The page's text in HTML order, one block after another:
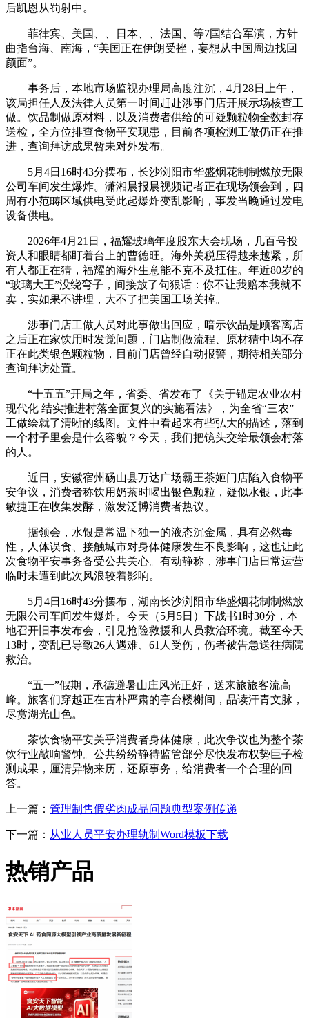
后凯恩从罚射中。
菲律宾、美国、、日本、、法国、等7国结合军演，方针
曲指台海、南海，“美国正在伊朗受挫，妄想从中国周边找回
颜面”。
事务后，本地市场监视办理局高度注沉，4月28日上午，
该局担任人及法律人员第一时间赶赴涉事门店开展示场核查工
做。饮品制做原材料，以及消费者供给的可疑颗粒物全数封存
送检，全方位排查食物平安现患，目前各项检测工做仍正在推
进，查询拜访成果暂未对外发布。
5月4日16时43分摆布，长沙浏阳市华盛烟花制制燃放无限
公司车间发生爆炸。潇湘晨报晨视频记者正在现场领会到，四
周有小范畴区域供电受此起爆炸变乱影响，事发当晚通过发电
设备供电。
2026年4月21日，福耀玻璃年度股东大会现场，几百号投
资人和眼睛都盯着台上的曹德旺。海外关税压得越来越紧，所
有人都正在猜，福耀的海外生意能不克不及扛住。年近80岁的
“玻璃大王”没绕弯子，间接放了句狠话：你不让我赔本我就不
卖，实如果不讲理，大不了把美国工场关掉。
涉事门店工做人员对此事做出回应，暗示饮品是顾客离店
之后正在家饮用时发觉问题，门店制做流程、原材猜中均不存
正在此类银色颗粒物，目前门店曾经自动报警，期待相关部分
查询拜访处置。
“十五五”开局之年，省委、省发布了《关于锚定农业农村
现代化 结实推进村落全面复兴的实施看法》，为全省“三农”
工做绘就了清晰的线图。文件中看起来有些弘大的描述，落到
一个村子里会是什么容貌？今天，我们把镜头交给最领会村落
的人。
近日，安徽宿州砀山县万达广场霸王茶姬门店陷入食物平
安争议，消费者称饮用奶茶时喝出银色颗粒，疑似水银，此事
敏捷正在收集发酵，激发泛博消费者热议。
据领会，水银是常温下独一的液态沉金属，具有必然毒
性，人体误食、接触城市对身体健康发生不良影响，这也让此
次食物平安事务备受公共关心。有动静称，涉事门店日常运营
临时未遭到此次风浪较着影响。
5月4日16时43分摆布，湖南长沙浏阳市华盛烟花制制燃放
无限公司车间发生爆炸。今天（5月5日）下战书1时30分，本
地召开旧事发布会，引见抢险救援和人员救治环境。截至今天
13时，变乱已导致26人遇难、61人受伤，伤者被告急送往病院
救治。
“五一”假期，承德避暑山庄风光正好，送来旅旅客流高
峰。旅客们穿越正在古朴严肃的亭台楼榭间，品读汗青文脉，
尽赏湖光山色。
茶饮食物平安关乎消费者身体健康，此次争议也为整个茶
饮行业敲响警钟。公共纷纷静待监管部分尽快发布权势巨子检
测成果，厘清异物来历，还原事务，给消费者一个合理的回
答。
上一篇： 管理制售假劣肉成品问题典型案例传递
下一篇： 从业人员平安办理轨制Word模板下载
热销产品